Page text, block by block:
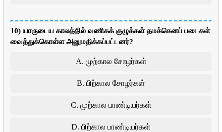
10) யாருடைய காலத்தில் வணிகக் குழுக்கள் தமக்கெனப் படைகள்
வைத்துக்கொள்ள அனுமதிக்கப்பட்டனர்?
A. முற்கால சோழர்கள்
B. பிற்கால சோழர்கள்
C. முற்கால பாண்டியர்கள்
D. பிற்கால பாண்டியர்கள்